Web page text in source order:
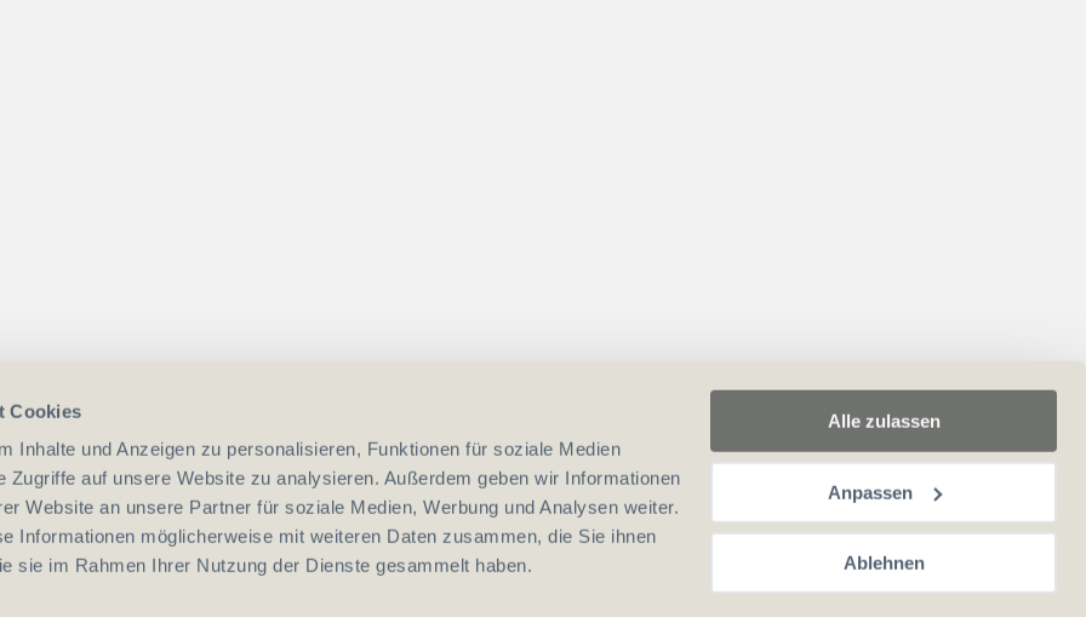
Cookies
Inhalte und Anzeigen zu personalisieren, Funktionen für soziale Medien
Zugriffe auf unsere Website zu analysieren. Außerdem geben wir Informationen
Website an unsere Partner für soziale Medien, Werbung und Analysen weiter.
Informationen möglicherweise mit weiteren Daten zusammen, die Sie ihnen
sie im Rahmen Ihrer Nutzung der Dienste gesammelt haben.
Alle zulassen
Anpassen
Ablehnen